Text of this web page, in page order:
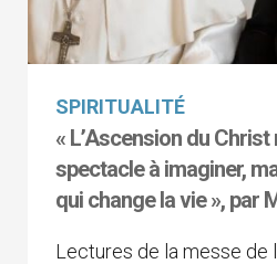
SPIRITUALITÉ
« L’Ascension du Christ
spectacle à imaginer,
qui change la vie », par
Lectures de la messe de